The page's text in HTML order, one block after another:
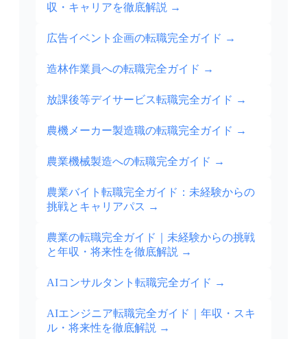
収・キャリアを徹底解説 →
広告イベント企画の転職完全ガイド →
造林作業員への転職完全ガイド →
放課後等デイサービス転職完全ガイド →
農機メーカー製造職の転職完全ガイド →
農業機械製造への転職完全ガイド →
農業バイト転職完全ガイド：未経験からの
挑戦とキャリアパス →
農業の転職完全ガイド｜未経験からの挑戦
と年収・将来性を徹底解説 →
AIコンサルタント転職完全ガイド →
AIエンジニア転職完全ガイド｜年収・スキ
ル・将来性を徹底解説 →